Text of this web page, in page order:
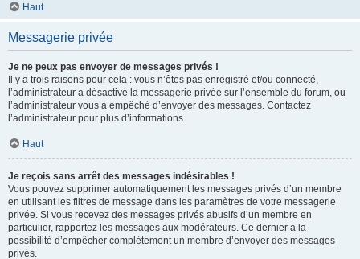
Haut
Messagerie privée
Je ne peux pas envoyer de messages privés !
Il y a trois raisons pour cela : vous n’êtes pas enregistré et/ou connecté,
l’administrateur a désactivé la messagerie privée sur l’ensemble du forum, ou
l’administrateur vous a empêché d’envoyer des messages. Contactez
l’administrateur pour plus d’informations.
Haut
Je reçois sans arrêt des messages indésirables !
Vous pouvez supprimer automatiquement les messages privés d’un membre
en utilisant les filtres de message dans les paramètres de votre messagerie
privée. Si vous recevez des messages privés abusifs d’un membre en
particulier, rapportez les messages aux modérateurs. Ce dernier a la
possibilité d’empêcher complètement un membre d’envoyer des messages
privés.